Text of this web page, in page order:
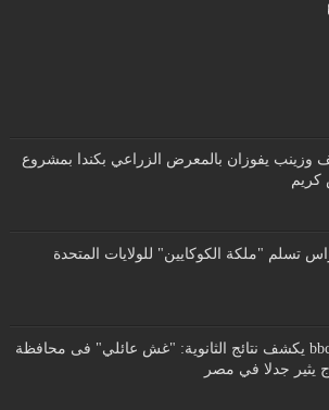
وزينب يفوزان بالمعرض الزراعي بكندا بمشروع
كريم
تسلم "ملكة الكوكايين" للولايات المتحدة
موقعbbc يكشف نتائج الثانوية: "غش عائلي" فى محافظة
يثير جدلا في مصر